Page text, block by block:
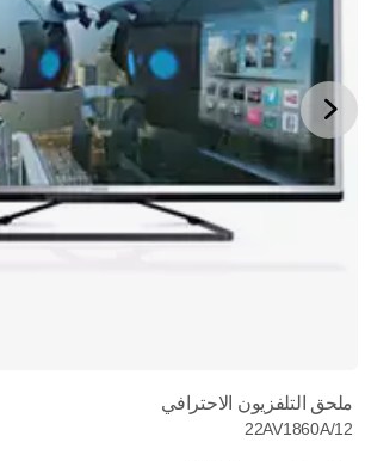
ملحق التلفزيون الاحترافي
22AV1860A/12